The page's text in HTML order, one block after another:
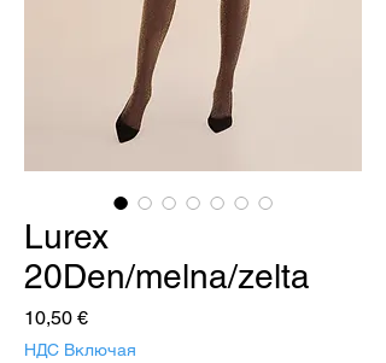
Lurex
20Den/melna/zelta
10,50 €Цена
НДС Включая